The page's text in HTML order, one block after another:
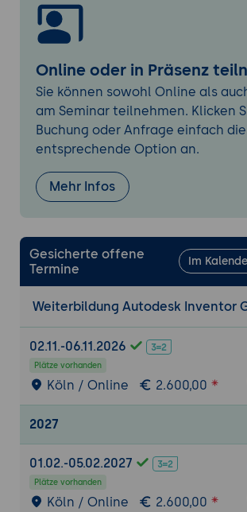
Bemaßungen, Text erstellen und
bearbeiten
Stückliste und Materialliste
Plotten
Zeichnungen maßstäblich
Online oder in Präsenz
Sie können sowohl Online als
am Seminar teilnehmen. Klicken
Buchung oder Anfrage einfach die
entsprechende Option an.
Mehr Infos
Gesicherte offene
Termine
Im
Weiterbildung Autodesk Inventor
02.11.-06.11.2026
Plätze vorhanden
Köln / Online 2.600,00
2027
01.02.-05.02.2027
Plätze vorhanden
Köln / Online 2.600,00